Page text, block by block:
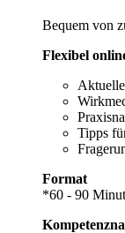
Bequem von
Flexibel
Tipps
Format
*60 - 90